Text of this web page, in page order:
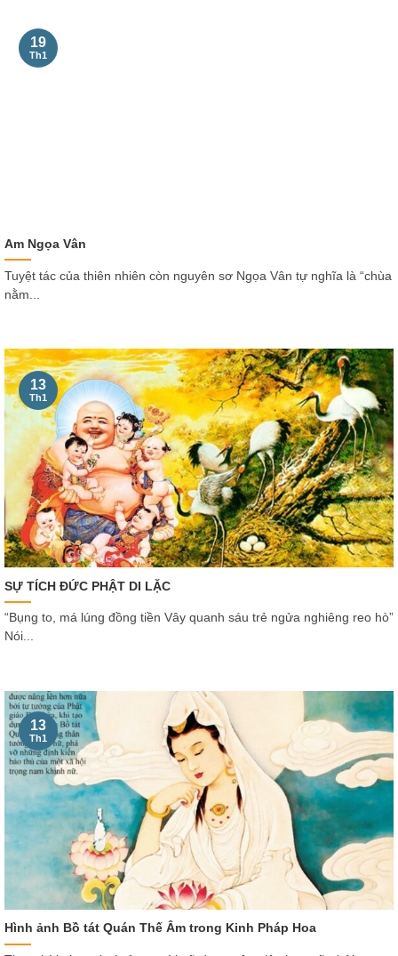
Am Ngọa Vân
Tuyệt tác của thiên nhiên còn nguyên sơ Ngọa Vân tự nghĩa là “chùa
nằm...
19
Th1
SỰ TÍCH ĐỨC PHẬT DI LẶC
“Bụng to, má lúng đồng tiền Vây quanh sáu trẻ ngửa nghiêng reo hò”
Nói...
13
Th1
Hình ảnh Bồ tát Quán Thế Âm trong Kinh Pháp Hoa
13
Th1